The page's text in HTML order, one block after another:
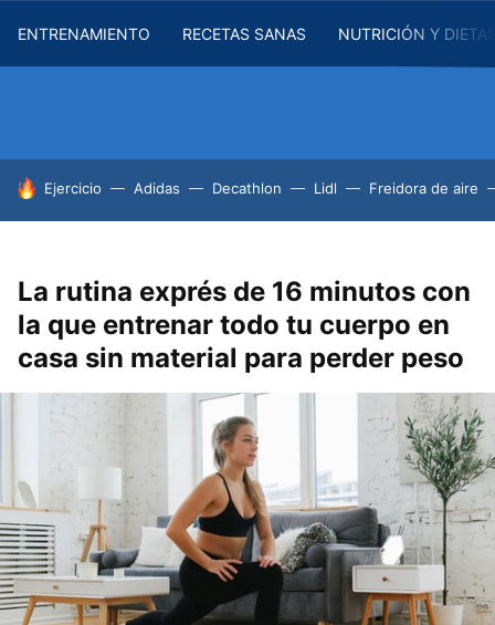
ENTRENAMIENTO RECETAS SANAS NUTRICIÓN Y
HOY SE HABLA DE
Ejercicio Adidas Decathlon Lidl Freidora de aire
La rutina exprés de 16 minutos con
la que entrenar todo tu cuerpo en
casa sin material para perder peso